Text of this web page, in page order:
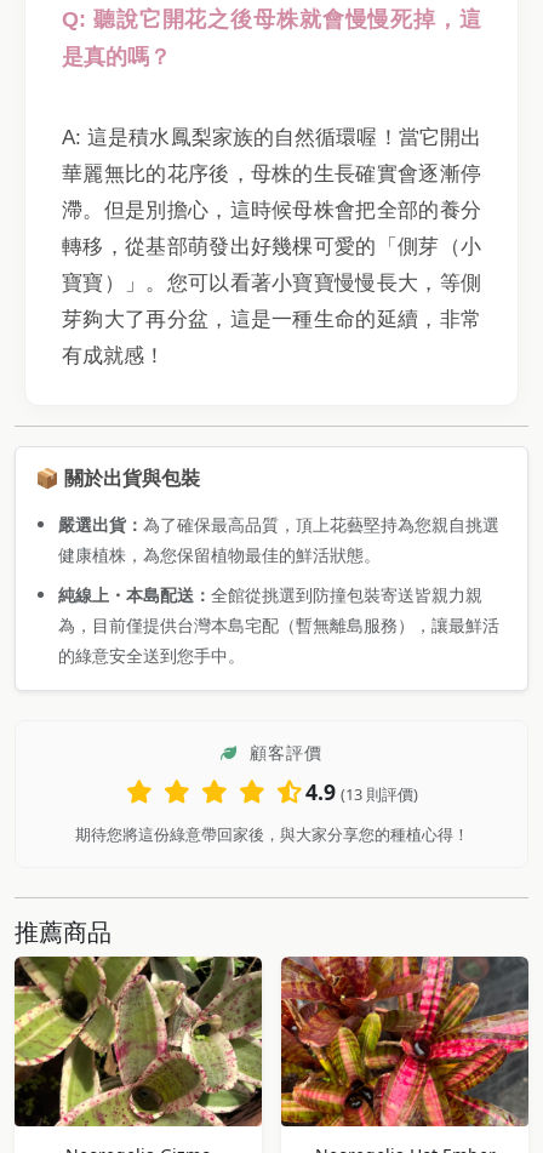
Q: 聽說它開花之後母株就會慢慢死掉，這
是真的嗎？
A: 這是積水鳳梨家族的自然循環喔！當它開出
華麗無比的花序後，母株的生長確實會逐漸停
滯。但是別擔心，這時候母株會把全部的養分
轉移，從基部萌發出好幾棵可愛的「側芽（小
寶寶）」。您可以看著小寶寶慢慢長大，等側
芽夠大了再分盆，這是一種生命的延續，非常
有成就感！
📦 關於出貨與包裝
嚴選出貨：為了確保最高品質，頂上花藝堅持為您親自挑選
健康植株，為您保留植物最佳的鮮活狀態。
純線上・本島配送：全館從挑選到防撞包裝寄送皆親力親
為，目前僅提供台灣本島宅配（暫無離島服務），讓最鮮活
的綠意安全送到您手中。
顧客評價
4.9 (13 則評價)
期待您將這份綠意帶回家後，與大家分享您的種植心得！
推薦商品